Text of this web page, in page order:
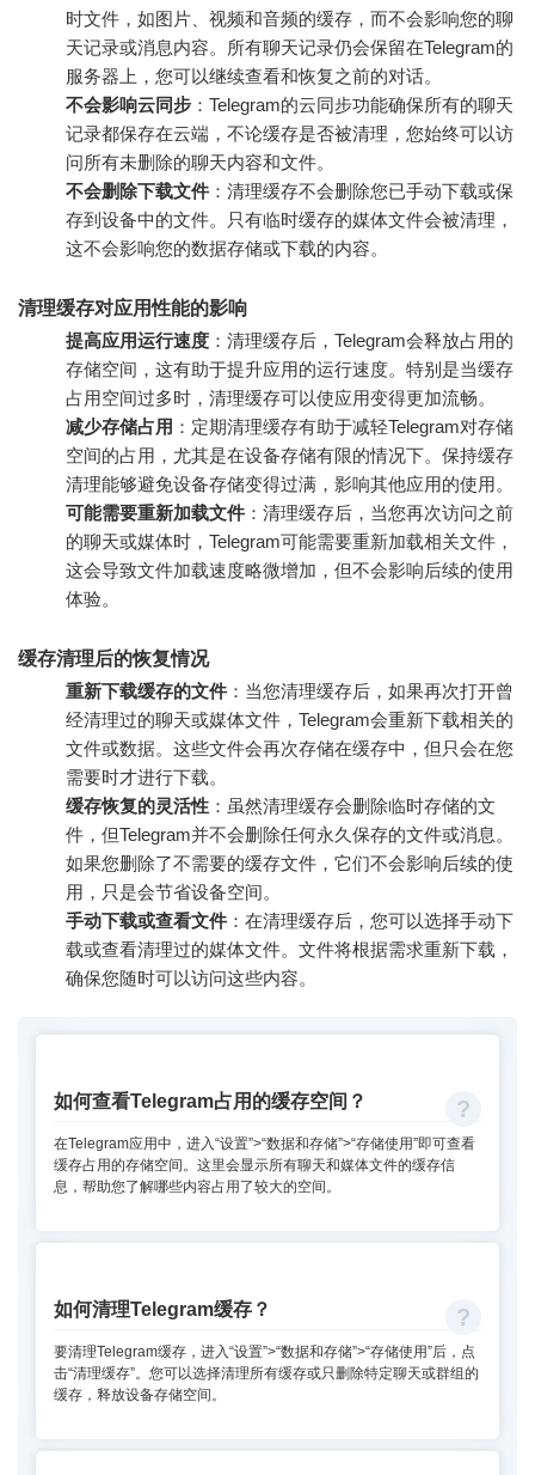
时文件，如图片、视频和音频的缓存，而不会影响您的聊
天记录或消息内容。所有聊天记录仍会保留在Telegram的
服务器上，您可以继续查看和恢复之前的对话。
不会影响云同步 ：Telegram的云同步功能确保所有的聊天
记录都保存在云端，不论缓存是否被清理，您始终可以访
问所有未删除的聊天内容和文件。
不会删除下载文件 ：清理缓存不会删除您已手动下载或保
存到设备中的文件。只有临时缓存的媒体文件会被清理，
这不会影响您的数据存储或下载的内容。
清理缓存对应用性能的影响
提高应用运行速度 ：清理缓存后，Telegram会释放占用的
存储空间，这有助于提升应用的运行速度。特别是当缓存
占用空间过多时，清理缓存可以使应用变得更加流畅。
减少存储占用 ：定期清理缓存有助于减轻Telegram对存储
空间的占用，尤其是在设备存储有限的情况下。保持缓存
清理能够避免设备存储变得过满，影响其他应用的使用。
可能需要重新加载文件 ：清理缓存后，当您再次访问之前
的聊天或媒体时，Telegram可能需要重新加载相关文件，
这会导致文件加载速度略微增加，但不会影响后续的使用
体验。
缓存清理后的恢复情况
重新下载缓存的文件 ：当您清理缓存后，如果再次打开曾
经清理过的聊天或媒体文件，Telegram会重新下载相关的
文件或数据。这些文件会再次存储在缓存中，但只会在您
需要时才进行下载。
缓存恢复的灵活性 ：虽然清理缓存会删除临时存储的文
件，但Telegram并不会删除任何永久保存的文件或消息。
如果您删除了不需要的缓存文件，它们不会影响后续的使
用，只是会节省设备空间。
手动下载或查看文件 ：在清理缓存后，您可以选择手动下
载或查看清理过的媒体文件。文件将根据需求重新下载，
确保您随时可以访问这些内容。
如何查看Telegram占用的缓存空间？
在Telegram应用中，进入“设置”>“数据和存储”>“存储使用”即可查看
缓存占用的存储空间。这里会显示所有聊天和媒体文件的缓存信
息，帮助您了解哪些内容占用了较大的空间。
如何清理Telegram缓存？
要清理Telegram缓存，进入“设置”>“数据和存储”>“存储使用”后，点
击“清理缓存”。您可以选择清理所有缓存或只删除特定聊天或群组的
缓存，释放设备存储空间。